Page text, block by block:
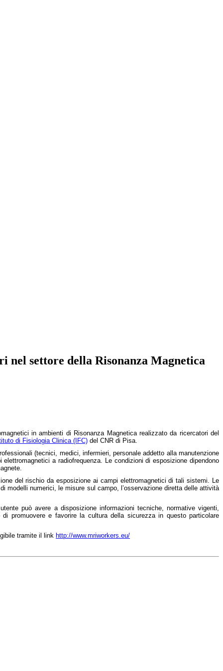
nel settore della Risonanza Magnetica
in ambienti di Risonanza Magnetica realizzato da ricercatori del
di Fisiologia Clinica (IFC) del CNR di Pisa.
(tecnici, medici, infermieri, personale addetto alla manutenzione
a radiofrequenza. Le condizioni di esposizione dipendono
del rischio da esposizione ai campi elettromagnetici di tali sistemi. Le
modelli numerici, le misure sul campo, l’osservazione diretta delle attività
può avere a disposizione informazioni tecniche, normative vigenti,
promuovere e favorire la cultura della sicurezza in questo particolare
tramite il link http://www.mriworkers.eu/